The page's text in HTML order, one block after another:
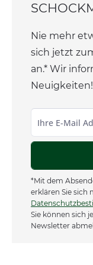
Nie mehr
sich jetzt
an.* Wir
Neuigkeiten!
*Mit dem
erklären Sie sich
Sie können sich
Newsletter